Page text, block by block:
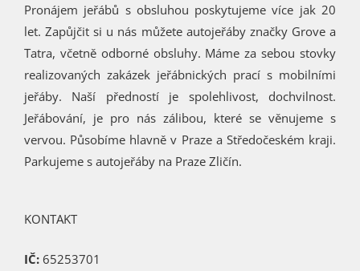
Pronájem jeřábů s obsluhou poskytujeme více jak 20
let. Zapůjčit si u nás můžete autojeřáby značky Grove a
Tatra, včetně odborné obsluhy. Máme za sebou stovky
realizovaných zakázek jeřábnických prací s mobilními
jeřáby. Naší předností je spolehlivost, dochvilnost.
Jeřábování, je pro nás zálibou, které se věnujeme s
vervou. Působíme hlavně v Praze a Středočeském kraji.
Parkujeme s autojeřáby na Praze Zličín.
KONTAKT
IČ: 65253701